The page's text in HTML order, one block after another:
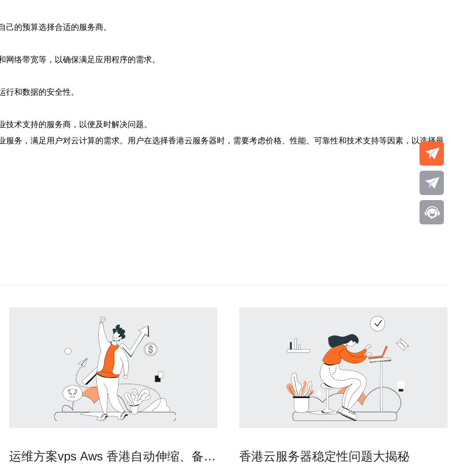
的预算选择合适的服务商。
络带宽等，以确保满足应用程序的需求。
和数据的安全性。
术支持的服务商，以便及时解决问题。
务，满足用户对云计算的需求。用户在选择香港云服务器时，需要考虑价格、性能、可靠性和技术支持等因素，以选择最
运维方案vps Aws 香港自动伸缩、备份
香港云服务器稳定性问题大揭秘